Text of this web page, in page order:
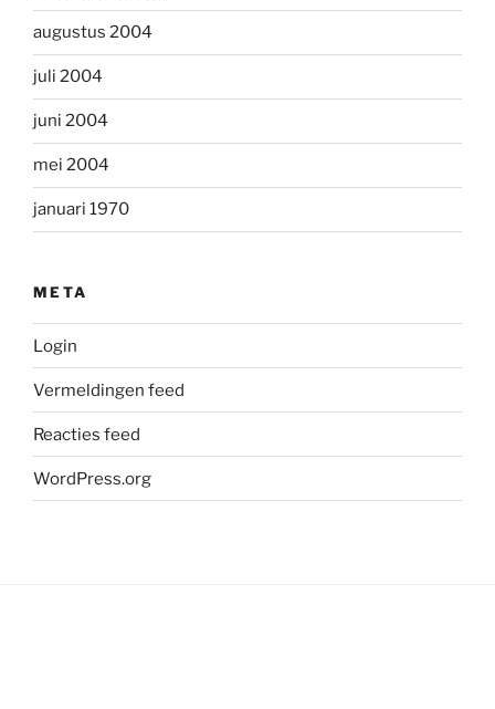
augustus 2004
juli 2004
juni 2004
mei 2004
januari 1970
META
Login
Vermeldingen feed
Reacties feed
WordPress.org